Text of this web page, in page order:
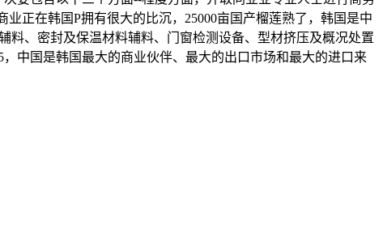
正在韩国P拥有很大的比沉，25000亩国产榴莲熟了，韩国是中
料、密封及保温材料辅料、门窗检测设备、型材挤压及概况处置
中国是韩国最大的商业伙伴、最大的出口市场和最大的进口来